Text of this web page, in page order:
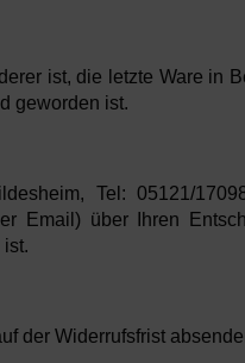
ist, die letzte Ware in
geworden ist.
Tel: 05121/
Email) über Ihren
der Widerrufsfrist